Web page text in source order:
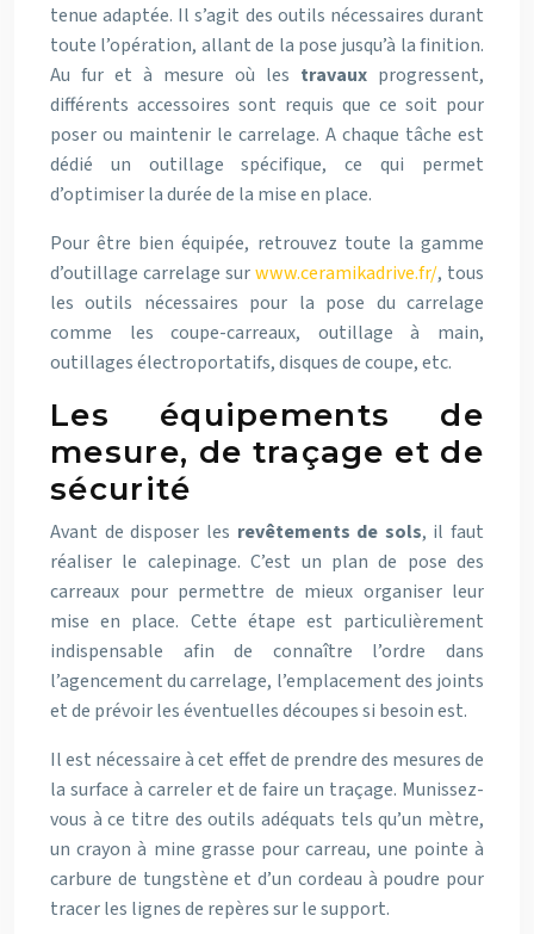
tenue adaptée. Il s’agit des outils nécessaires durant
toute l’opération, allant de la pose jusqu’à la finition.
Au fur et à mesure où les travaux progressent,
différents accessoires sont requis que ce soit pour
poser ou maintenir le carrelage. A chaque tâche est
dédié un outillage spécifique, ce qui permet
d’optimiser la durée de la mise en place.
Pour être bien équipée, retrouvez toute la gamme
d’outillage carrelage surwww.ceramikadrive.fr/, tous
les outils nécessaires pour la pose du carrelage
comme les coupe-carreaux, outillage à main,
outillages électroportatifs, disques de coupe, etc.
Les équipements de
mesure, de traçage et de
sécurité
Avant de disposer les revêtements de sols, il faut
réaliser le calepinage. C’est un plan de pose des
carreaux pour permettre de mieux organiser leur
mise en place. Cette étape est particulièrement
indispensable afin de connaître l’ordre dans
l’agencement du carrelage, l’emplacement des joints
et de prévoir les éventuelles découpes si besoin est.
Il est nécessaire à cet effet de prendre des mesures de
la surface à carreler et de faire un traçage. Munissez-
vous à ce titre des outils adéquats tels qu’un mètre,
un crayon à mine grasse pour carreau, une pointe à
carbure de tungstène et d’un cordeau à poudre pour
tracer les lignes de repères sur le support.